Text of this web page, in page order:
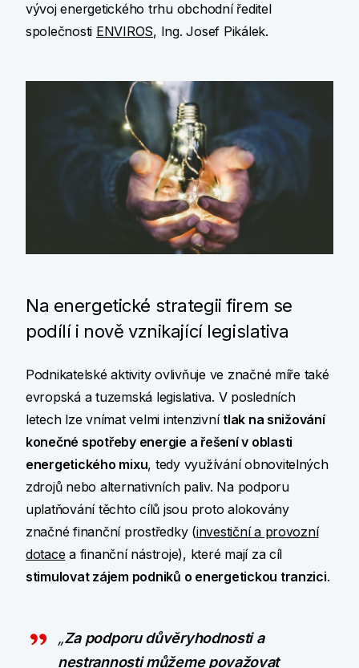
vývoj energetického trhu obchodní ředitel
společnosti ENVIROS, Ing. Josef Pikálek.
Na energetické strategii firem se
podílí i nově vznikající legislativa
Podnikatelské aktivity ovlivňuje ve značné míře také
evropská a tuzemská legislativa. V posledních
letech lze vnímat velmi intenzivní tlak na snižování
konečné spotřeby energie a řešení v oblasti
energetického mixu, tedy využívání obnovitelných
zdrojů nebo alternativních paliv. Na podporu
uplatňování těchto cílů jsou proto alokovány
značné finanční prostředky (investiční a provozní
dotacea finanční nástroje), které mají za cíl
stimulovat zájem podniků o energetickou tranzici.
„Za podporu důvěryhodnosti a
nestrannosti můžeme považovat